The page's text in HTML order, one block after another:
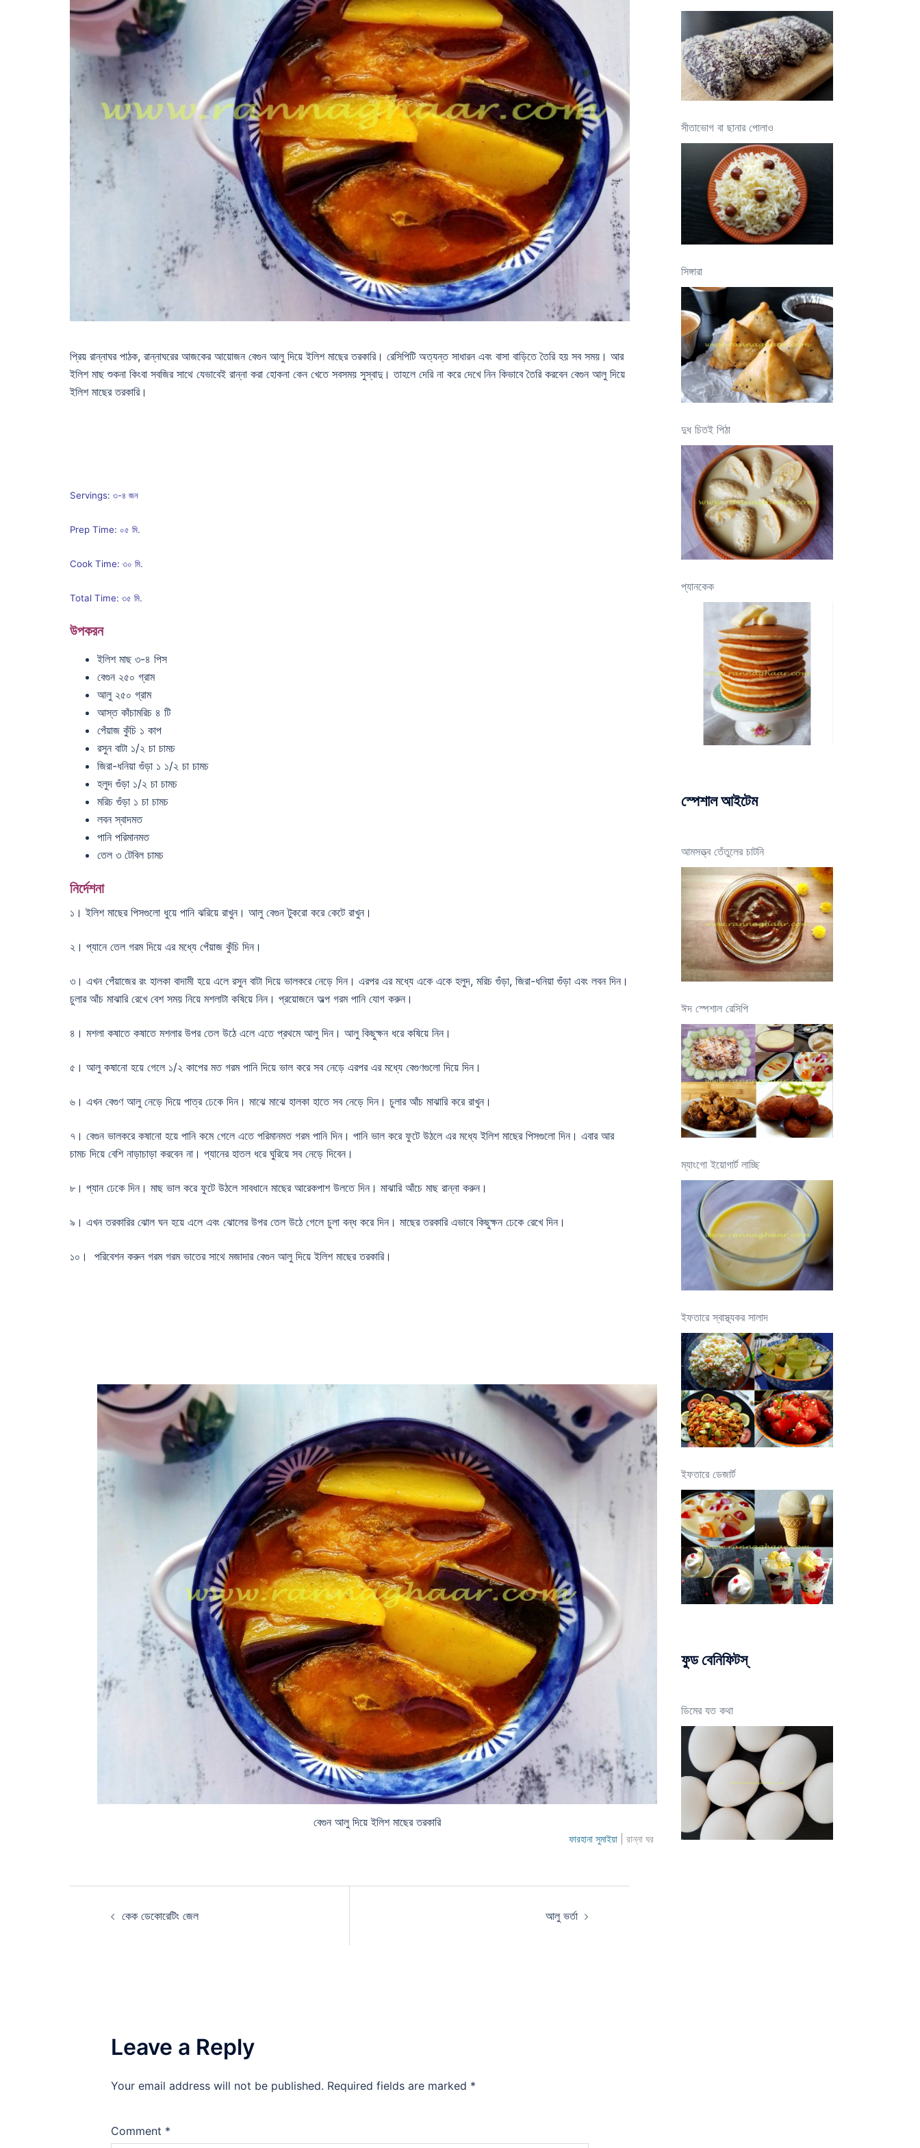
প্রিয় রান্নাঘর পাঠক, রান্নাঘরের আজকের আয়োজন বেগুন আলু দিয়ে ইলিশ মাছের তরকারি। রেসিপিটি অত্যন্ত সাধারন এবং বাসা বাড়িতে তৈরি হয় সব সময়। আর
ইলিশ মাছ শুকনা কিংবা সবজির সাথে যেভাবেই রান্না করা হোকনা কেন খেতে সবসময় সুস্বাদু। তাহলে দেরি না করে দেখে নিন কিভাবে তৈরি করবেন বেগুন আলু দিয়ে
ইলিশ মাছের তরকারি।
Servings: ৩-৪ জন
Prep Time: ০৫ মি.
Cook Time: ৩০ মি.
Total Time: ৩৫ মি.
উপকরন
ইলিশ মাছ ৩-৪ পিস
বেগুন ২৫০ গ্রাম
আলু ২৫০ গ্রাম
আস্ত কাঁচামরিচ ৪ টি
পেঁয়াজ কুঁচি ১ কাপ
রসুন বাটা ১/২ চা চামচ
জিরা-ধনিয়া গুঁড়া ১ ১/২ চা চামচ
হলুদ গুঁড়া ১/২ চা চামচ
মরিচ গুঁড়া ১ চা চামচ
লবন স্বাদমত
পানি পরিমানমত
তেল ৩ টেবিল চামচ
নির্দেশনা
১। ইলিশ মাছের পিসগুলো ধুয়ে পানি ঝরিয়ে রাখুন। আলু বেগুন টুকরো করে কেটে রাখুন।
২। প্যানে তেল গরম দিয়ে এর মধ্যে পেঁয়াজ কুঁচি দিন।
৩। এখন পেঁয়াজের রং হালকা বাদামী হয়ে এলে রসুন বাটা দিয়ে ভালকরে নেড়ে দিন। এরপর এর মধ্যে একে একে হলুদ, মরিচ গুঁড়া, জিরা-ধনিয়া গুঁড়া এবং লবন দিন।
চুলার আঁচ মাঝারি রেখে বেশ সময় নিয়ে মশলাটা কষিয়ে নিন। প্রয়োজনে অল্প গরম পানি যোগ করুন।
৪। মশলা কষাতে কষাতে মশলার উপর তেল উঠে এলে এতে প্রথমে আলু দিন। আলু কিছুক্ষন ধরে কষিয়ে নিন।
৫। আলু কষানো হয়ে গেলে ১/২ কাপের মত গরম পানি দিয়ে ভাল করে সব নেড়ে এরপর এর মধ্যে বেগুণগুলো দিয়ে দিন।
৬। এখন বেগুণ আলু নেড়ে দিয়ে পাত্র ঢেকে দিন। মাঝে মাঝে হালকা হাতে সব নেড়ে দিন। চুলার আঁচ মাঝারি করে রাখুন।
৭। বেগুন ভালকরে কষানো হয়ে পানি কমে গেলে এতে পরিমানমত গরম পানি দিন। পানি ভাল করে ফুটে উঠলে এর মধ্যে ইলিশ মাছের পিসগুলো দিন। এবার আর
চামচ দিয়ে বেশি নাড়াচাড়া করবেন না। প্যানের হাতল ধরে ঘুরিয়ে সব নেড়ে দিবেন।
৮। প্যান ঢেকে দিন। মাছ ভাল করে ফুটে উঠলে সাবধানে মাছের আরেকপাশ উলতে দিন। মাঝারি আঁচে মাছ রান্না করুন।
৯। এখন তরকারির ঝোল ঘন হয়ে এলে এবং ঝোলের উপর তেল উঠে গেলে চুলা বন্ধ করে দিন। মাছের তরকারি এভাবে কিছুক্ষন ঢেকে রেখে দিন।
১০। পরিবেশন করুন গরম গরম ভাতের সাথে মজাদার বেগুন আলু দিয়ে ইলিশ মাছের তরকারি।
বেগুন আলু দিয়ে ইলিশ মাছের তরকারি
ফারহানা সুমাইয়া| রান্না ঘর
navigation
কেক ডেকোরেটিং জেল আলু ভর্তা
Leave a Reply
Your email address will not be published. Required fields are marked *
Comment *
সীতাভোগ বা ছানার পোলাও
সিঙ্গারা
দুধ চিতই পিঠা
প্যানকেক
স্পেশাল আইটেম
আমসত্ত্ব তেঁতুলের চাটনি
ঈদ স্পেশাল রেসিপি
ম্যাংগো ইয়োগার্ট লাচ্ছি
ইফতারে স্বাস্থ্যকর সালাদ
ইফতারে ডেজার্ট
ফুড বেনিফিটস্
ডিমের যত কথা